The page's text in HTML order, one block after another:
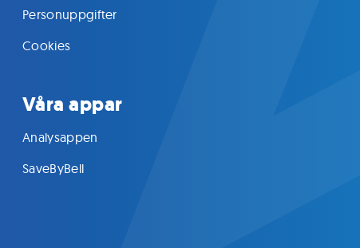
Personuppgifter
Cookies
Våra appar
Analysappen
SaveByBell